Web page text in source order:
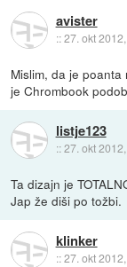
avister
::27. okt
Mislim, da je
je Chrombook
listje123
::27. okt
Ta dizajn je
Jap že diši po tožbi.
klinker
::27. okt